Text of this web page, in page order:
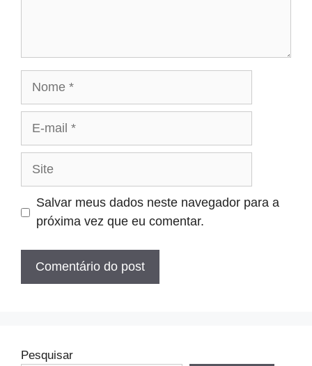
Site
Salvar meus dados neste navegador para a
próxima vez que eu comentar.
Pesquisar